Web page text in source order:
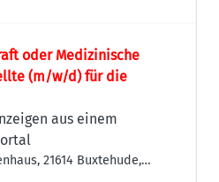
oder Medizinische
(m/w/d) für die
aus einem
21614 Buxtehude,